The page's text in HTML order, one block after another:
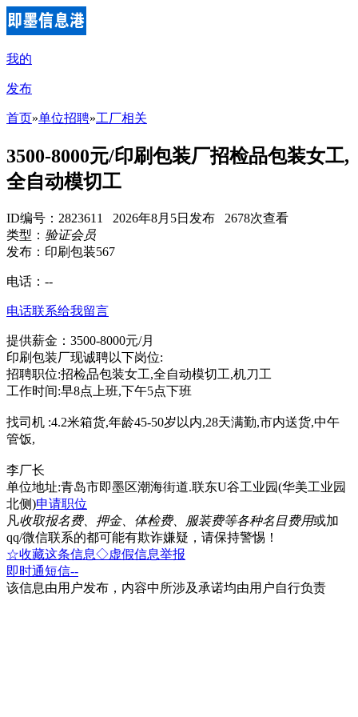
我的
发布
首页»单位招聘»工厂相关
3500-8000元/印刷包装厂招检品包装女工,
全自动模切工
ID编号：2823611 2026年8月5日发布 2678次查看
类型： 验证会员
发布：印刷包装567
电话： --
电话联系给我留言
提供薪金：3500-8000元/月
印刷包装厂现诚聘以下岗位:
招聘职位:招检品包装女工,全自动模切工,机刀工
工作时间:早8点上班,下午5点下班
找司机 :4.2米箱货,年龄45-50岁以内,28天满勤,市内送货,中午
管饭,
李厂长
单位地址:青岛市即墨区潮海街道.联东U谷工业园(华美工业园
北侧)申请职位
凡收取报名费、押金、体检费、服装费等各种名目费用或加
qq/微信联系的都可能有欺诈嫌疑，请保持警惕！
☆收藏这条信息◇虚假信息举报
即时通短信--
该信息由用户发布，内容中所涉及承诺均由用户自行负责